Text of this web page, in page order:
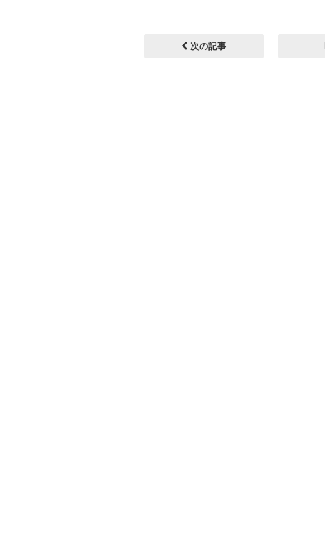
次の記事